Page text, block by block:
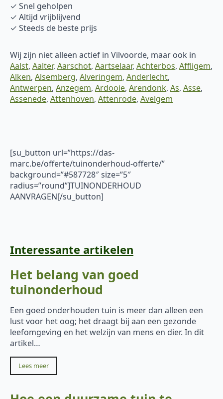
✓ Snel geholpen
✓ Altijd vrijblijvend
✓ Steeds de beste prijs
Wij zijn niet alleen actief in Vilvoorde, maar ook in
Aalst, Aalter, Aarschot, Aartselaar, Achterbos, Affligem,
Alken, Alsemberg, Alveringem, Anderlecht,
Antwerpen, Anzegem, Ardooie, Arendonk, As, Asse,
Assenede, Attenhoven, Attenrode, Avelgem
[su_button url=”https://das-
marc.be/offerte/tuinonderhoud-offerte/”
background=”#587728″ size=”5″
radius=”round”]TUINONDERHOUD
AANVRAGEN[/su_button]
Interessante artikelen
Het belang van goed
tuinonderhoud
Een goed onderhouden tuin is meer dan alleen een
lust voor het oog; het draagt bij aan een gezonde
leefomgeving en het welzijn van mens en dier. In dit
artikel…
Lees meer